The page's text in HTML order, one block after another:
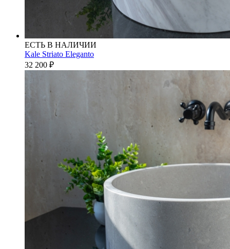
ЕСТЬ В НАЛИЧИИ
Kale Striato Eleganto
32 200 ₽